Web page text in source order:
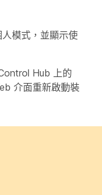
模式，並顯示使
Hub 上的
介面重新啟動裝